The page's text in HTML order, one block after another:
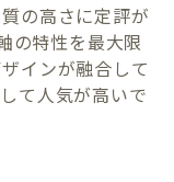
の高さに定評が
の特性を最大限
インが融合して
て人気が高いで